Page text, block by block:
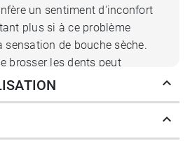
un sentiment d'inconfort
plus si à ce problème
sensation de bouche sèche.
brosser les dents peut
et source de douleurs, en
certains produits. Ce n'est